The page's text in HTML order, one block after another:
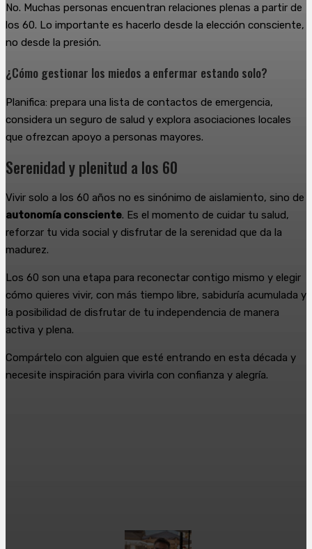
No. Muchas personas encuentran relaciones plenas a partir de
los 60. Lo importante es hacerlo desde la elección consciente,
no desde la presión.
¿Cómo gestionar los miedos a enfermar estando solo?
Planifica: prepara una lista de contactos de emergencia,
considera un seguro de salud y explora asociaciones locales
que ofrezcan apoyo a personas mayores.
Serenidad y plenitud a los 60
Vivir solo a los 60 años no es sinónimo de aislamiento, sino de
autonomía consciente. Es el momento de cuidar tu salud,
reforzar tu vida social y disfrutar de la serenidad que da la
madurez.
Los 60 son una etapa para reconectar contigo mismo y elegir
cómo quieres vivir, con más tiempo libre, sabiduría acumulada y
la posibilidad de disfrutar de tu independencia de manera
activa y plena.
Compártelo con alguien que esté entrando en esta década y
necesite inspiración para vivirla con confianza y alegría.